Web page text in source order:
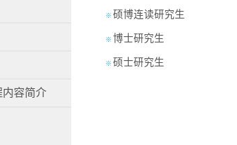
内容简介
※ 硕博连读研究生
※ 博士研究生
※ 硕士研究生